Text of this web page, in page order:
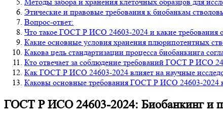
Этические и правовые требования к биобанкам
Вопрос-ответ:
Что такое ГОСТ Р ИСО 24603-2024 и какие требования
Какие основные условия хранения плюрипотентных
Какова цель стандартизации процесса биобанкинга
Кто отвечает за соблюдение требований ГОСТ Р ИСО
Как ГОСТ Р ИСО 24603-2024 влияет на научные
Каковы основные требования ГОСТ Р ИСО 24603-2024
ГОСТ Р ИСО 24603-2024: Биобанкинг и